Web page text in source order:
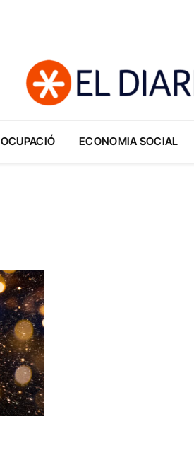
OCUPACIÓ ECONOMIA SOCIAL